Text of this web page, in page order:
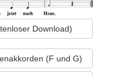
Download)
(F und G)